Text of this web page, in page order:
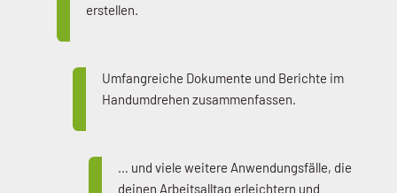
erstellen.
Umfangreiche Dokumente und Berichte im
Handumdrehen zusammenfassen.
… und viele weitere Anwendungsfälle, die
deinen Arbeitsalltag erleichtern und